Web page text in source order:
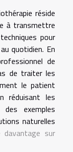
réside
à transmettre
pour
quotidien. En
de
de traiter les
le patient
réduisant les
exemples
naturelles
davantage sur